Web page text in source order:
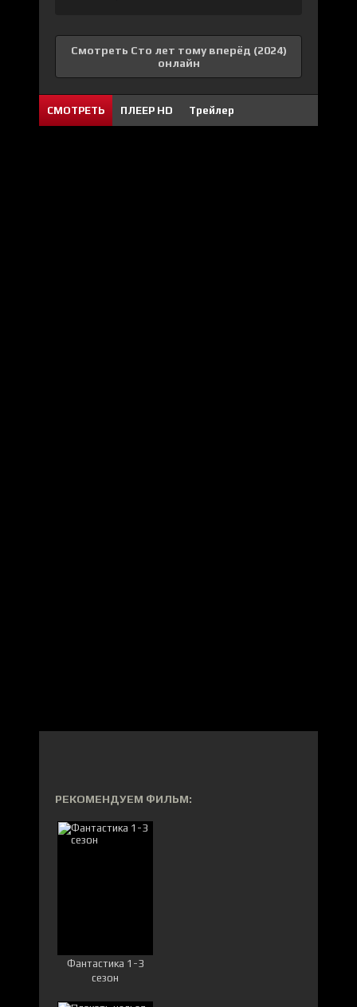
Смотреть Сто лет тому вперёд (2024)
онлайн
СМОТРЕТЬ ПЛЕЕР HD Трейлер
РЕКОМЕНДУЕМ ФИЛЬМ:
Фантастика 1-3
сезон